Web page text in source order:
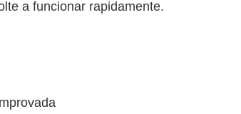
a funcionar rapidamente.